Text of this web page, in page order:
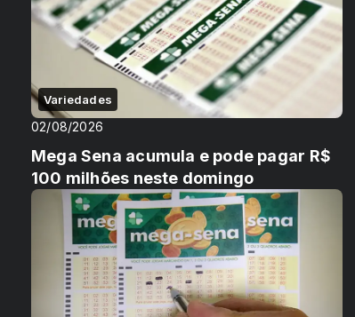
Variedades
02/08/2026
Mega Sena acumula e pode pagar R$
100 milhões neste domingo